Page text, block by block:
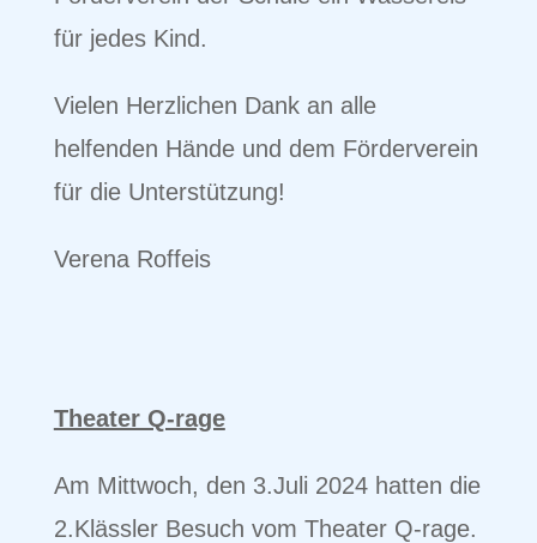
für jedes Kind.
Vielen Herzlichen Dank an alle
helfenden Hände und dem Förderverein
für die Unterstützung!
Verena Roffeis
Theater Q-rage
Am Mittwoch, den 3.Juli 2024 hatten die
2.Klässler Besuch vom Theater Q-rage.